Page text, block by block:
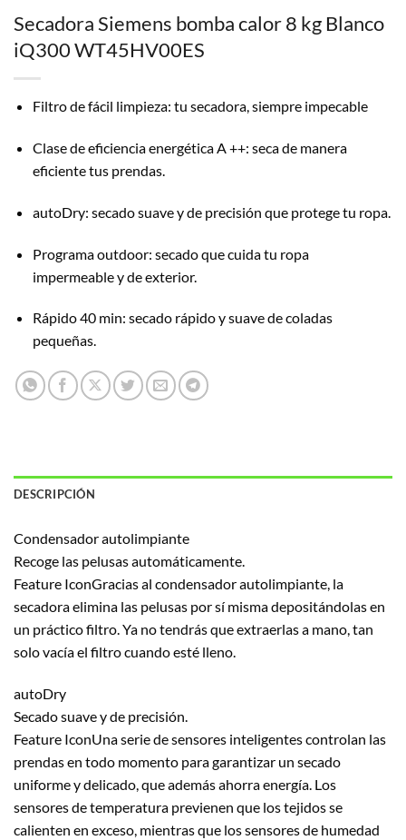
Secadora Siemens bomba calor 8 kg Blanco
iQ300 WT45HV00ES
Filtro de fácil limpieza: tu secadora, siempre impecable
Clase de eficiencia energética A ++: seca de manera
eficiente tus prendas.
autoDry: secado suave y de precisión que protege tu ropa.
Programa outdoor: secado que cuida tu ropa
impermeable y de exterior.
Rápido 40 min: secado rápido y suave de coladas
pequeñas.
DESCRIPCIÓN
Condensador autolimpiante
Recoge las pelusas automáticamente.
Feature IconGracias al condensador autolimpiante, la
secadora elimina las pelusas por sí misma depositándolas en
un práctico filtro. Ya no tendrás que extraerlas a mano, tan
solo vacía el filtro cuando esté lleno.
autoDry
Secado suave y de precisión.
Feature IconUna serie de sensores inteligentes controlan las
prendas en todo momento para garantizar un secado
uniforme y delicado, que además ahorra energía. Los
sensores de temperatura previenen que los tejidos se
calienten en exceso, mientras que los sensores de humedad